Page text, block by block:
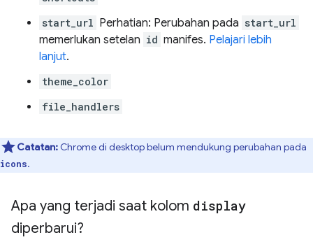
start_url Perhatian: Perubahan pada start_url
memerlukan setelan id manifes. Pelajari lebih
lanjut.
theme_color
file_handlers
Catatan: Chrome di desktop belum mendukung perubahan pada
icons.
Apa yang terjadi saat kolom display
diperbarui?